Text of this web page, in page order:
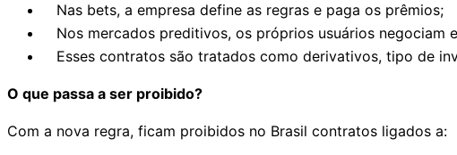
Nas bets, a empresa define as regras e paga os prêmios;
Nos mercados preditivos, os próprios usuários negociam
Esses contratos são tratados como derivativos, tipo de
O que passa a ser proibido?
Com a nova regra, ficam proibidos no Brasil contratos ligados a: